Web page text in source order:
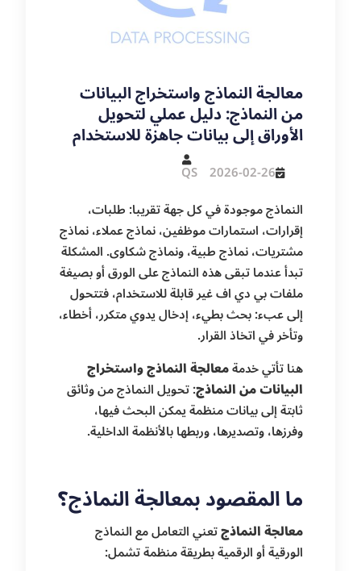
معالجة النماذج واستخراج البيانات
من النماذج: دليل عملي لتحويل
الأوراق إلى بيانات جاهزة للاستخدام
2026-02-26
QS
النماذج موجودة في كل جهة تقريبا: طلبات،
إقرارات، استمارات موظفين، نماذج عملاء، نماذج
مشتريات، نماذج طبية، ونماذج شكاوى. المشكلة
تبدأ عندما تبقى هذه النماذج على الورق أو بصيغة
ملفات بي دي اف غير قابلة للاستخدام، فتتحول
إلى عبء: بحث بطيء، إدخال يدوي متكرر، أخطاء،
وتأخر في اتخاذ القرار.
هنا تأتي خدمةمعالجة النماذج واستخراج
البيانات من النماذج: تحويل النماذج من وثائق
ثابتة إلى بيانات منظمة يمكن البحث فيها،
وفرزها، وتصديرها، وربطها بالأنظمة الداخلية.
ما المقصود بمعالجة النماذج؟
معالجة النماذجتعني التعامل مع النماذج
الورقية أو الرقمية بطريقة منظمة تشمل: